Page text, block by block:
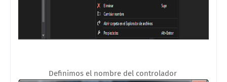
Definimos el nombre del controlador